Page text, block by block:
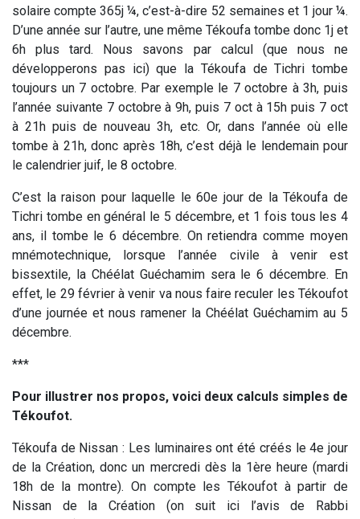
solaire compte 365j ¼, c’est-à-dire 52 semaines et 1 jour ¼.
D’une année sur l’autre, une même Tékoufa tombe donc 1j et
6h plus tard. Nous savons par calcul (que nous ne
développerons pas ici) que la Tékoufa de Tichri tombe
toujours un 7 octobre. Par exemple le 7 octobre à 3h, puis
l’année suivante 7 octobre à 9h, puis 7 oct à 15h puis 7 oct
à 21h puis de nouveau 3h, etc. Or, dans l’année où elle
tombe à 21h, donc après 18h, c’est déjà le lendemain pour
le calendrier juif, le 8 octobre.
C’est la raison pour laquelle le 60e jour de la Tékoufa de
Tichri tombe en général le 5 décembre, et 1 fois tous les 4
ans, il tombe le 6 décembre. On retiendra comme moyen
mnémotechnique, lorsque l’année civile à venir est
bissextile, la Chéélat Guéchamim sera le 6 décembre. En
effet, le 29 février à venir va nous faire reculer les Tékoufot
d’une journée et nous ramener la Chéélat Guéchamim au 5
décembre.
***
Pour illustrer nos propos, voici deux calculs simples de
Tékoufot.
Tékoufa de Nissan : Les luminaires ont été créés le 4e jour
de la Création, donc un mercredi dès la 1ère heure (mardi
18h de la montre). On compte les Tékoufot à partir de
Nissan de la Création (on suit ici l’avis de Rabbi